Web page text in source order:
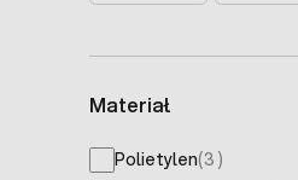
Materiał
Polietylen(3 products
)